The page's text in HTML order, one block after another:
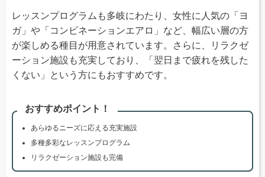
レッスンプログラムも多岐にわたり、女性に人気の「ヨ
ガ」や「コンビネーションエアロ」など、幅広い層の方
が楽しめる種目が用意されています。さらに、リラクゼ
ーション施設も充実しており、「翌日まで疲れを残した
くない」という方にもおすすめです。
おすすめポイント！
あらゆるニーズに応える充実施設
多種多彩なレッスンプログラム
リラクゼーション施設も完備